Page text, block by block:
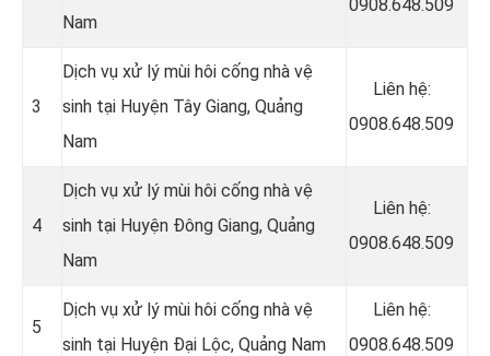
Nam
0908.648.509
3
Dịch vụ xử lý mùi hôi cống nhà vệ
sinh tại Huyện Tây Giang, Quảng
Nam
Liên hệ:
0908.648.509
4
Dịch vụ xử lý mùi hôi cống nhà vệ
sinh tại Huyện Đông Giang, Quảng
Nam
Liên hệ:
0908.648.509
5
Dịch vụ xử lý mùi hôi cống nhà vệ
sinh tại Huyện Đại Lộc, Quảng Nam
Liên hệ:
0908.648.509